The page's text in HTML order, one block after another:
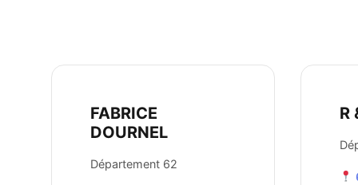
FABRICE
DOURNEL
Département 62
R